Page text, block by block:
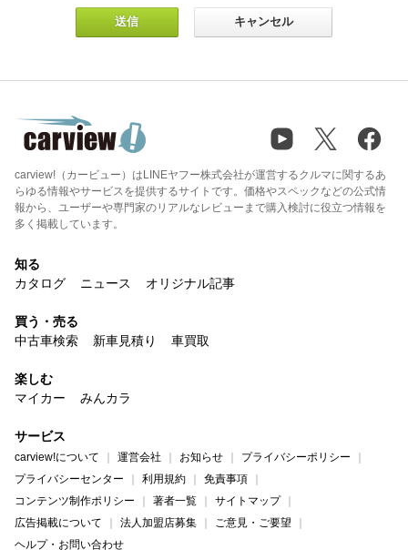
carview!（カービュー）はLINEヤフー株式会社が運営するクルマに関するあ
らゆる情報やサービスを提供するサイトです。価格やスペックなどの公式情
報から、ユーザーや専門家のリアルなレビューまで購入検討に役立つ情報を
多く掲載しています。
知る
カタログ
ニュース オリジナル記事
買う・売る
中古車検索
新車見積り 車買取
楽しむ
マイカー
みんカラ
サービス
carview!について 運営会社 お知らせ
プライバシーポリシー
プライバシーセンター
利用規約
免責事項
コンテンツ制作ポリシー
著者一覧
サイトマップ
広告掲載について
法人加盟店募集
ご意見・ご要望
ヘルプ・お問い合わせ